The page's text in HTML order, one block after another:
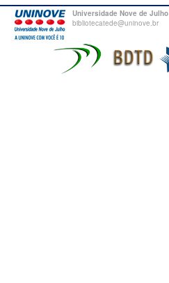
Universidade Nove de Julho
bibliotecatede@uninove.br